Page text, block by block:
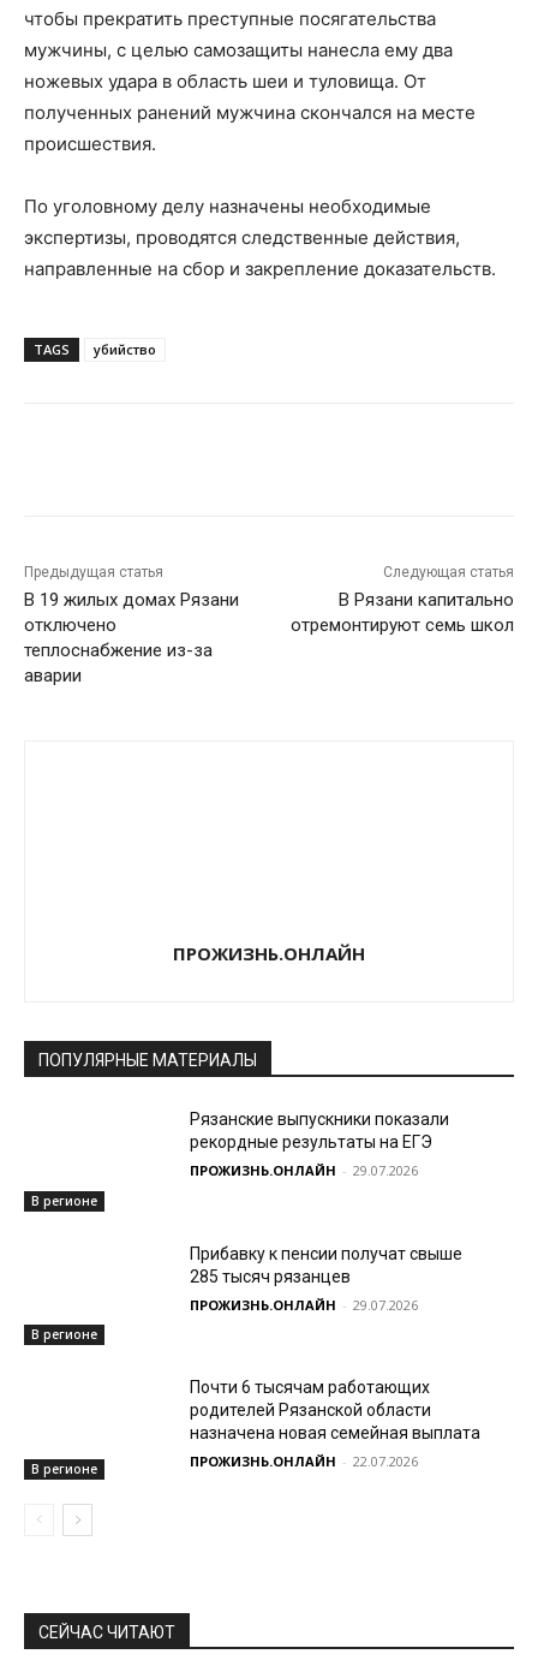
чтобы прекратить преступные посягательства
мужчины, с целью самозащиты нанесла ему два
ножевых удара в область шеи и туловища. От
полученных ранений мужчина скончался на месте
происшествия.
По уголовному делу назначены необходимые
экспертизы, проводятся следственные действия,
направленные на сбор и закрепление доказательств.
TAGS убийство
Предыдущая статья
В 19 жилых домах Рязани
отключено
теплоснабжение из-за
аварии
Следующая статья
В Рязани капитально
отремонтируют семь школ
ПРОЖИЗНЬ.ОНЛАЙН
ПОПУЛЯРНЫЕ МАТЕРИАЛЫ
В регионе
Рязанские выпускники показали
рекордные результаты на ЕГЭ
ПРОЖИЗНЬ.ОНЛАЙН - 29.07.2026
В регионе
Прибавку к пенсии получат свыше
285 тысяч рязанцев
ПРОЖИЗНЬ.ОНЛАЙН - 29.07.2026
В регионе
Почти 6 тысячам работающих
родителей Рязанской области
назначена новая семейная выплата
ПРОЖИЗНЬ.ОНЛАЙН - 22.07.2026
СЕЙЧАС ЧИТАЮТ